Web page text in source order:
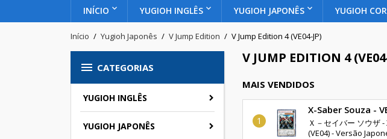
INÍCIO YUGIOH INGLÊS YUGIOH JAPONÊS YUGIOH
Início Yugioh Japonês V Jump Edition V Jump Edition 4 (VE04-JP)
 CATEGORIAS
YUGIOH INGLÊS
YUGIOH JAPONÊS
V JUMP EDITION 4
MAIS VENDIDOS
X-Saber Souza -
Ｘ－セイバー ソウザ
(VE04) - Versão